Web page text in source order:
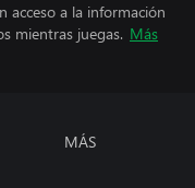
acceso a la información
mientras juegas. Más
MÁS